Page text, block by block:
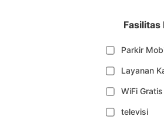
Parkir
Layanan
WiFi Gratis
televisi